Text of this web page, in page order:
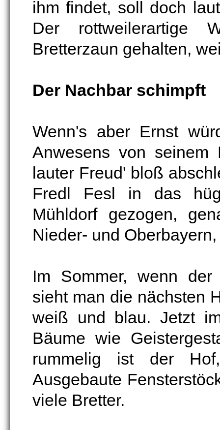
ihm findet, soll doch
Der rottweilerartige
Bretterzaun gehalten,
Der Nachbar schimpft
Wenn's aber Ernst
Anwesens von
lauter Freud' bloß
Fredl Fesl in das
Mühldorf gezogen,
Nieder- und
Im Sommer, wenn der
sieht man die nächsten
weiß und blau. Jetzt
Bäume wie
rummelig ist der
Ausgebaute
viele Bretter.